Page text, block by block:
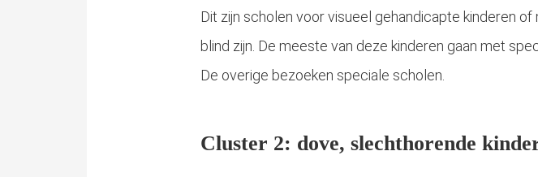
Dit zijn scholen voor visueel gehandicapte kinderen
blind zijn. De meeste van deze kinderen gaan met
De overige bezoeken speciale scholen.
Cluster 2: dove, slechthorende